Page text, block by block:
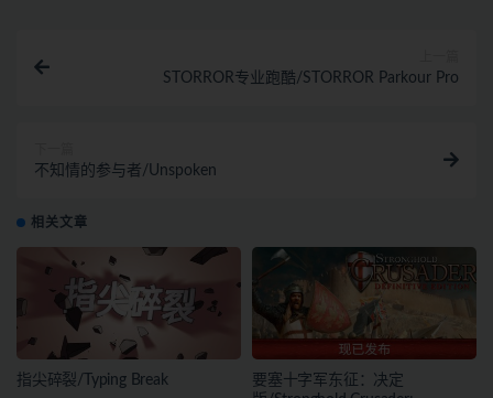
STORROR专业跑酷/STORROR Parkour Pro
不知情的参与者/Unspoken
相关文章
指尖碎裂/Typing Break
要塞十字军东征：决定